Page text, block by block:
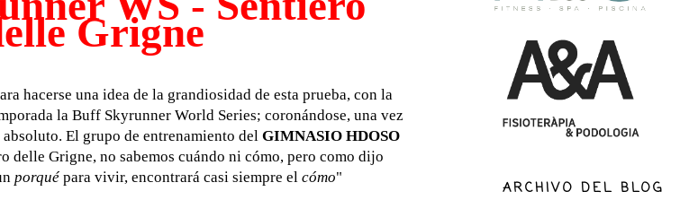
Grigne
hacerse una idea de la grandiosidad de esta prueba, con la
la Buff Skyrunner World Series; coronándose, una vez
absoluto.El grupo de entrenamiento delGIMNASIO HDOSO
delle Grigne, no sabemos cuándo ni cómo, pero como dijo
porquépara vivir, encontrará casi siempre el cómo"
ARCHIVO DEL BLOG